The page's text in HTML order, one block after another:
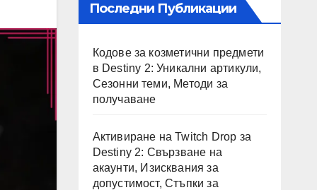
Последни Публикации
Кодове за козметични предмети
в Destiny 2: Уникални артикули,
Сезонни теми, Методи за
получаване
Активиране на Twitch Drop за
Destiny 2: Свързване на
акаунти, Изисквания за
допустимост, Стъпки за